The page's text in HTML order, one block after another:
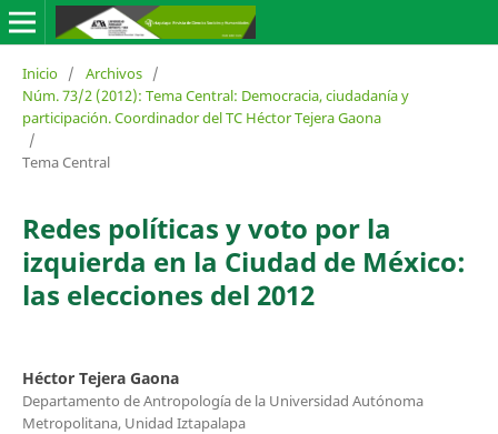
Inicio / Archivos /
Núm. 73/2 (2012): Tema Central: Democracia, ciudadanía y
participación. Coordinador del TC Héctor Tejera Gaona
/
Tema Central
Redes políticas y voto por la
izquierda en la Ciudad de México:
las elecciones del 2012
Héctor Tejera Gaona
Departamento de Antropología de la Universidad Autónoma
Metropolitana, Unidad Iztapalapa